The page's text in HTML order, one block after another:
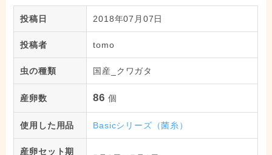
投稿日 2018年07月07日
投稿者 tomo
虫の種類 国産_クワガタ
産卵数 86 個
使用した用品 Basicシリーズ（菌糸）
産卵セット期